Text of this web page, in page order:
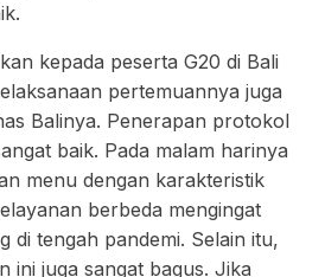
kepada peserta G20 di Bali
pertemuannya juga
Balinya. Penerapan protokol
baik. Pada malam harinya
menu dengan karakteristik
berbeda mengingat
di tengah pandemi. Selain itu,
ini juga sangat bagus. Jika